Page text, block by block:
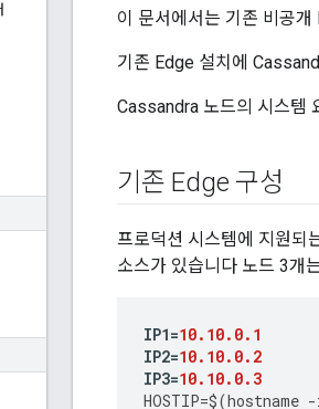
이 문서에서는 기존 비공
기존 Edge 설치에
Cassandra 노드의 시스템
기존 Edge 구성
프로덕션 시스템에 지원되
소스가 있습니다 노드 3개
IP1=10.10.0.1
IP2=10.10.0.2
IP3=10.10.0.3
HOSTIP=$(hostname -